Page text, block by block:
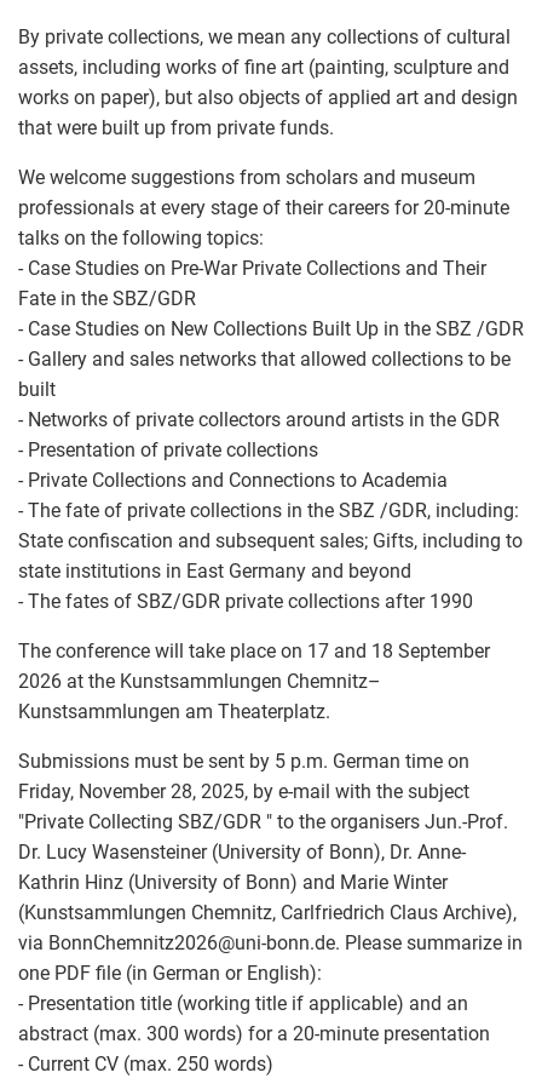
By private collections, we mean any collections of cultural
assets, including works of fine art (painting, sculpture and
works on paper), but also objects of applied art and design
that were built up from private funds.
We welcome suggestions from scholars and museum
professionals at every stage of their careers for 20-minute
talks on the following topics:
- Case Studies on Pre-War Private Collections and Their
Fate in the SBZ/GDR
- Case Studies on New Collections Built Up in the SBZ /GDR
- Gallery and sales networks that allowed collections to be
built
- Networks of private collectors around artists in the GDR
- Presentation of private collections
- Private Collections and Connections to Academia
- The fate of private collections in the SBZ /GDR, including:
State confiscation and subsequent sales; Gifts, including to
state institutions in East Germany and beyond
- The fates of SBZ/GDR private collections after 1990
The conference will take place on 17 and 18 September
2026 at the Kunstsammlungen Chemnitz–
Kunstsammlungen am Theaterplatz.
Submissions must be sent by 5 p.m. German time on
Friday, November 28, 2025, by e-mail with the subject
"Private Collecting SBZ/GDR " to the organisers Jun.-Prof.
Dr. Lucy Wasensteiner (University of Bonn), Dr. Anne-
Kathrin Hinz (University of Bonn) and Marie Winter
(Kunstsammlungen Chemnitz, Carlfriedrich Claus Archive),
via BonnChemnitz2026@uni-bonn.de. Please summarize in
one PDF file (in German or English):
- Presentation title (working title if applicable) and an
abstract (max. 300 words) for a 20-minute presentation
- Current CV (max. 250 words)